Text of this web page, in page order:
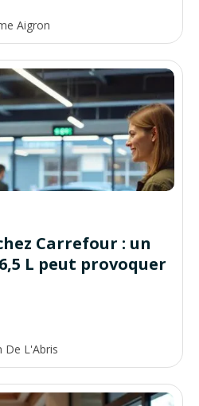
Aigron
Carrefour : un
L peut provoquer
De L'Abris